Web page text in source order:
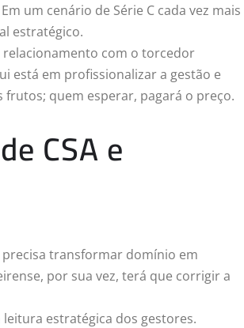
um cenário de Série C cada vez mais
estratégico.
relacionamento com o torcedor
está em profissionalizar a gestão e
quem esperar, pagará o preço.
CSA e
precisa transformar domínio em
por sua vez, terá que corrigir a
estratégica dos gestores.